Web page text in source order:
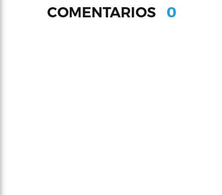
COMENTARIOS 0